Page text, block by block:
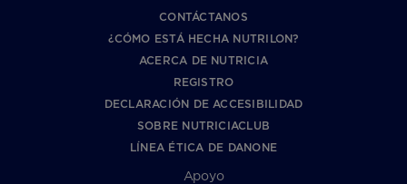
CONTÁCTANOS
¿CÓMO ESTÁ HECHA NUTRILON?
ACERCA DE NUTRICIA
REGISTRO
DECLARACIÓN DE ACCESIBILIDAD
SOBRE NUTRICIACLUB
LÍNEA ÉTICA DE DANONE
Apoyo